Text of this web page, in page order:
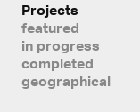
Projects
featured
in progress
completed
geographical